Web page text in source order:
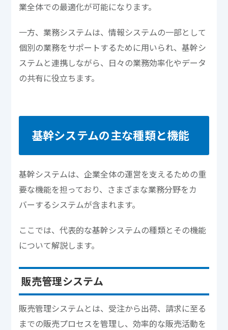
業全体での最適化が可能になります。
一方、業務システムは、情報システムの一部として
個別の業務をサポートするために用いられ、基幹シ
ステムと連携しながら、日々の業務効率化やデータ
の共有に役立ちます。
基幹システムの主な種類と機能
基幹システムは、企業全体の運営を支えるための重
要な機能を担っており、さまざまな業務分野をカ
バーするシステムが含まれます。
ここでは、代表的な基幹システムの種類とその機能
について解説します。
販売管理システム
販売管理システムとは、受注から出荷、請求に至る
までの販売プロセスを管理し、効率的な販売活動を